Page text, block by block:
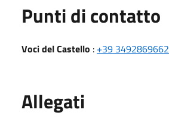
Punti di contatto
Voci del Castello : +39 3492869662
Allegati